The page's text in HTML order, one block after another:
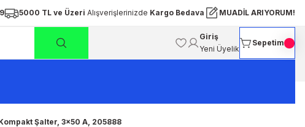
5000 TL ve Üzeri Alışverişlerinizde Kargo Bedava MUADİL ARIYORUM!
Giriş
Yeni Üyelik
Sepetim
Şalter, 3x50 A, 205888